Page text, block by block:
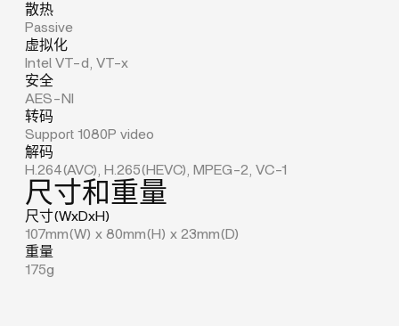
散热
Passive
虚拟化
Intel VT-d, VT-x
安全
AES-NI
转码
Support 1080P video
解码
H.264(AVC), H.265(HEVC), MPEG-2, VC-1
尺寸和重量
尺寸(WxDxH)
107mm(W) x 80mm(H) x 23mm(D)
重量
175g